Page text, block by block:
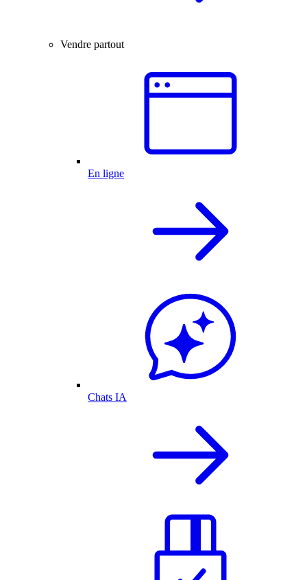
Vendre partout
En ligne
Chats IA